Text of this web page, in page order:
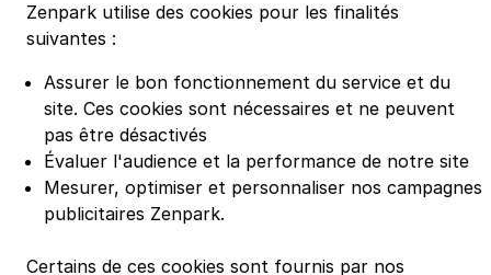
consommation de 20%
#SeDéplacerMoinsPolluer
© Zenpark 2012 - 2026 - Tous droits réservés - Fabriqué avec soin à
Rennes et Paris
Zenpark utilise des cookies pour les finalités
suivantes :
Assurer le bon fonctionnement du service et du
site. Ces cookies sont nécessaires et ne peuvent
pas être désactivés
Évaluer l'audience et la performance de notre site
Mesurer, optimiser et personnaliser nos campagnes
publicitaires Zenpark.
Certains de ces cookies sont fournis par nos